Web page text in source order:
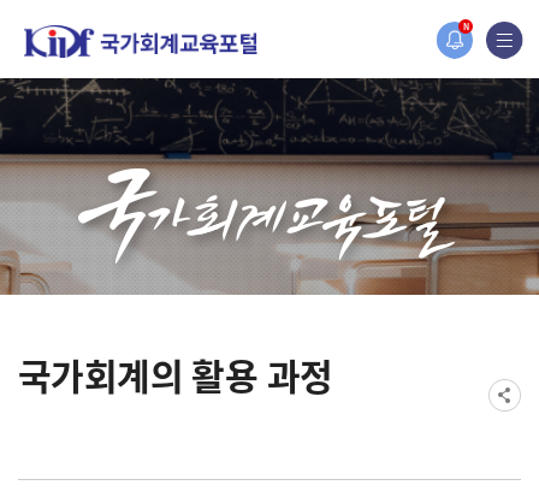
N
홈페이지가 새롭게 개편되었습니다.
한국조세재정연구원홈페이지가 새롭게 개설되었습니다.
국가회계의 활용 과정